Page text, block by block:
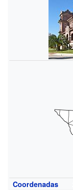
Coordenadas